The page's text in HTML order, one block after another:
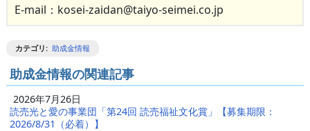
E-mail：kosei-zaidan@taiyo-seimei.co.jp
カテゴリ: 助成金情報
助成金情報の関連記事
2026年7月26日
読売光と愛の事業団「第24回 読売福祉文化賞」【募集期限：
2026/8/31（必着）】